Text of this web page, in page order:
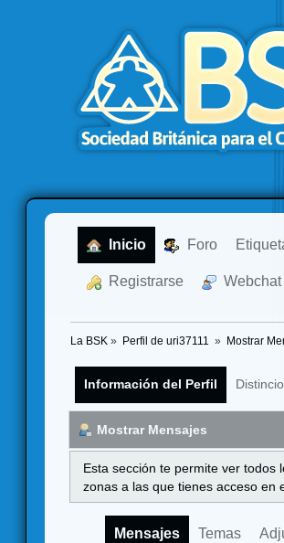
Inicio Foro
Registrarse Webchat
La BSK » Perfil de uri37111 » Mostrar
Información del Perfil
Mostrar Mensajes
Esta sección te permite ver todos
zonas a las que tienes acceso en
Mensajes Temas